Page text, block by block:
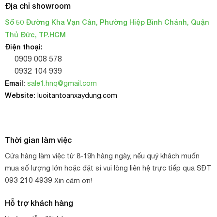
Trọng lượng riêng chỉ với 0.91 ( nhẹ), nên sẽ nổi trên mặt
nước, đồng thời độ bám dính khá cao, phù hợp cho ngành
nuôi thủy sàn như hàu, ốc,..
Địa chỉ showroom
Số 50 Đường Kha Vạn Cân, Phường Hiệp Bình Chánh, Quận
Thủ Đức, TP.HCM
Điện thoại:
0909 008 578
0932 104 939
Email: sale1.hnq@gmail.com
Website: luoitantoanxaydung.com
Thời gian làm việc
Cửa hàng làm việc từ 8-19h hàng ngày, nếu quý khách muốn
mua số lượng lớn hoặc đặt sỉ vui lòng liên hệ trực tiếp qua SĐT
093 210 4939 Xin cảm ơn!
Hỗ trợ khách hàng